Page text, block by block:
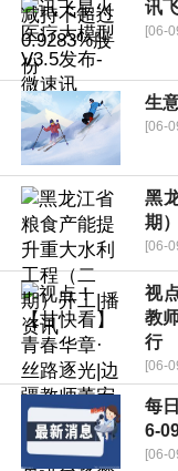
讯
[06-
生
[06-
黑
期
[06-
视
教
行
[06-
每
6-
[06-